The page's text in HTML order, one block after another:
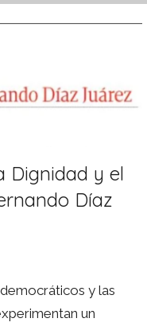
Dignidad y el
Díaz
y las
un